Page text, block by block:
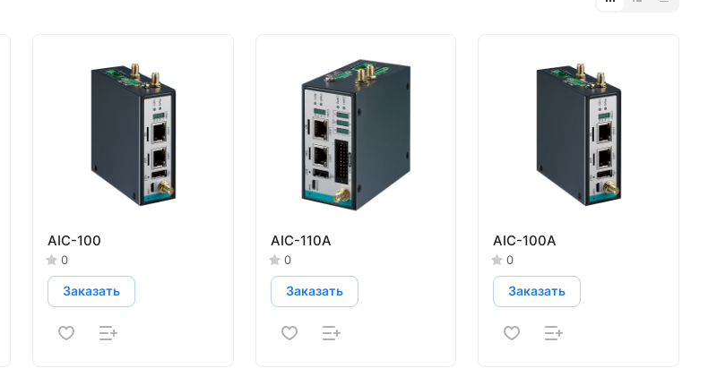
AIC-100
0
Заказать
AIC-110A
0
Заказать
AIC-100A
0
Заказать